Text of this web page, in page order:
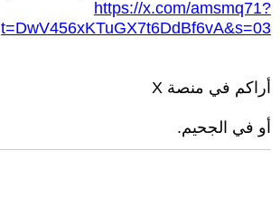
https://x.com/amsmq71?
t=DwV456xKTuGX7t6DdBf6vA&s=03
أراكم في منصة X
أو في الجحيم.